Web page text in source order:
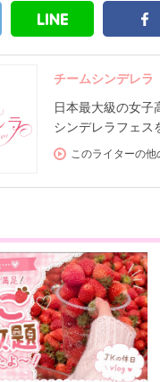
チームシンデレラ
日本最大級の女子
シンデレラフェス
このライターの他